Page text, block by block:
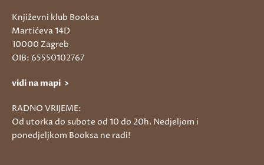
Književni klub Booksa
Martićeva 14D
10000 Zagreb
OIB: 65550102767
vidi na mapi >
RADNO VRIJEME:
Od utorka do subote od 10 do 20h. Nedjeljom i
ponedjeljkom Booksa ne radi!